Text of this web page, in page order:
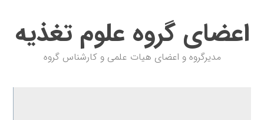
اعضای گروه علوم تغذیه
مدیرگروه و اعضای هیات علمی و کارشناس گروه